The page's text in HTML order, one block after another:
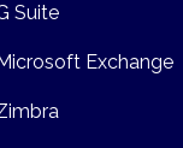
Suite
Microsoft Exchange